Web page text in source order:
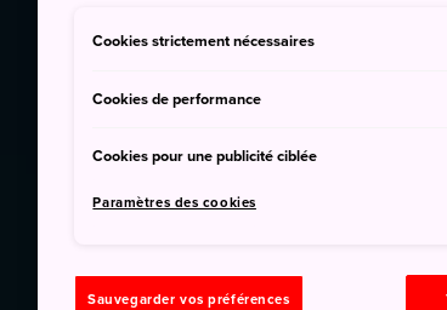
Cookies strictement nécessaires
Cookies de performance
Cookies pour une publicité ciblée
Paramètres des cookies
Sauvegarder vos préférences